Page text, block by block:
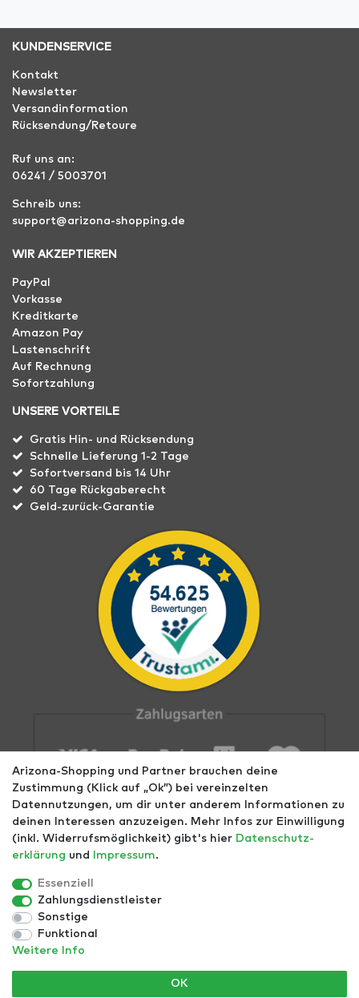
KUNDENSERVICE
Kontakt
Newsletter
Versandinformation
Rücksendung/Retoure
Ruf uns an:
06241 / 5003701
Schreib uns:
support@arizona-shopping.de
WIR AKZEPTIEREN
PayPal
Vorkasse
Kreditkarte
Amazon Pay
Lastenschrift
Auf Rechnung
Sofortzahlung
UNSERE VORTEILE
Gratis Hin- und Rücksendung
Schnelle Lieferung 1-2 Tage
Sofortversand bis 14 Uhr
60 Tage Rückgaberecht
Geld-zurück-Garantie
Impressum AGB Datenschutz
*Alle Preise inkl. ges. MwSt. zzgl.Versandkosten- ©
Copyright 2021 | Alle Rechte vorbehalten.
Arizona-Shopping und Partner brauchen deine
Zustimmung (Klick auf „Ok”) bei vereinzelten
Datennutzungen, um dir unter anderem Informationen zu
deinen Interessen anzuzeigen. Mehr Infos zur Einwilligung
(inkl. Widerrufsmöglichkeit) gibt's hier Daten­schutz­
erklärung und Impressum.
Essenziell
Zahlungsdienstleister
Sonstige
Funktional
Weitere Info
OK